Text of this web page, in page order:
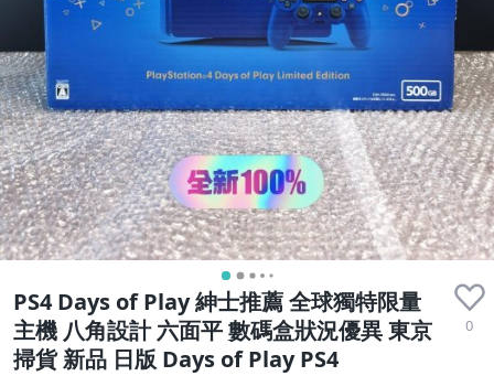
PS4 Days of Play 紳士推薦 全球獨特限量
主機 八角設計 六面平 數碼盒狀況優異 東京
掃貨 新品 日版 Days of Play PS4
0